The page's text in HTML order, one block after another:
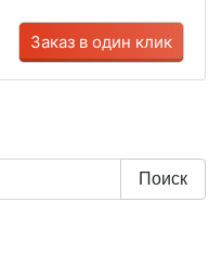
Заказ в один клик
Поиск